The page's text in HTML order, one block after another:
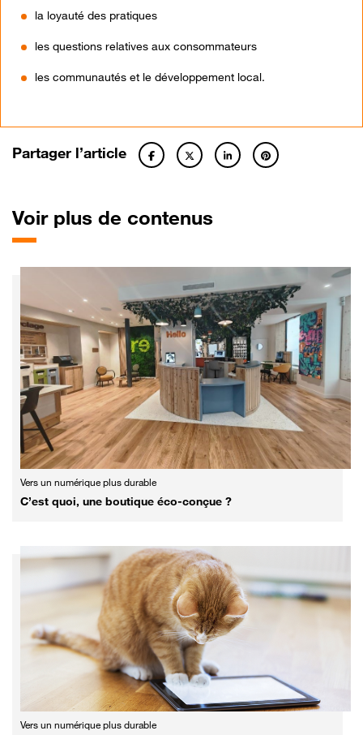
la loyauté des pratiques
les questions relatives aux consommateurs
les communautés et le développement local.
Partager l’article
Voir plus de contenus
Vers un numérique plus durable
C’est quoi, une boutique éco-conçue ?
Vers un numérique plus durable